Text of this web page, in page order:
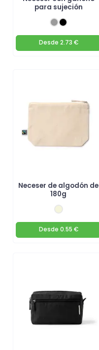
para sujeción
Desde 2.73 €
Neceser de algodón de
180g
Desde 0.55 €